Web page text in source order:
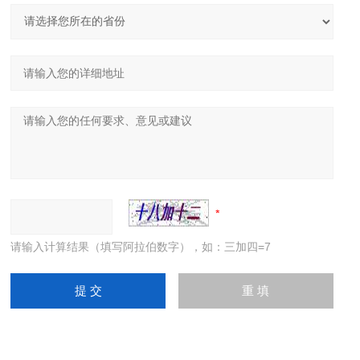
请输入计算结果（填写阿拉伯数字），如：三加四=7